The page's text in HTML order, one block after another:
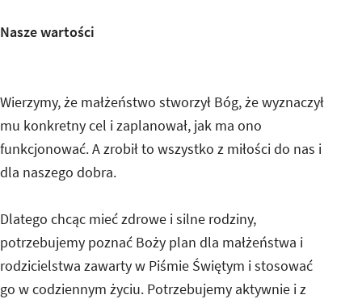
Nasze wartości
Wierzymy, że małżeństwo stworzył Bóg, że wyznaczył
mu konkretny cel i zaplanował, jak ma ono
funkcjonować. A zrobił to wszystko z miłości do nas i
dla naszego dobra.
Dlatego chcąc mieć zdrowe i silne rodziny,
potrzebujemy poznać Boży plan dla małżeństwa i
rodzicielstwa zawarty w Piśmie Świętym i stosować
go w codziennym życiu. Potrzebujemy aktywnie i z